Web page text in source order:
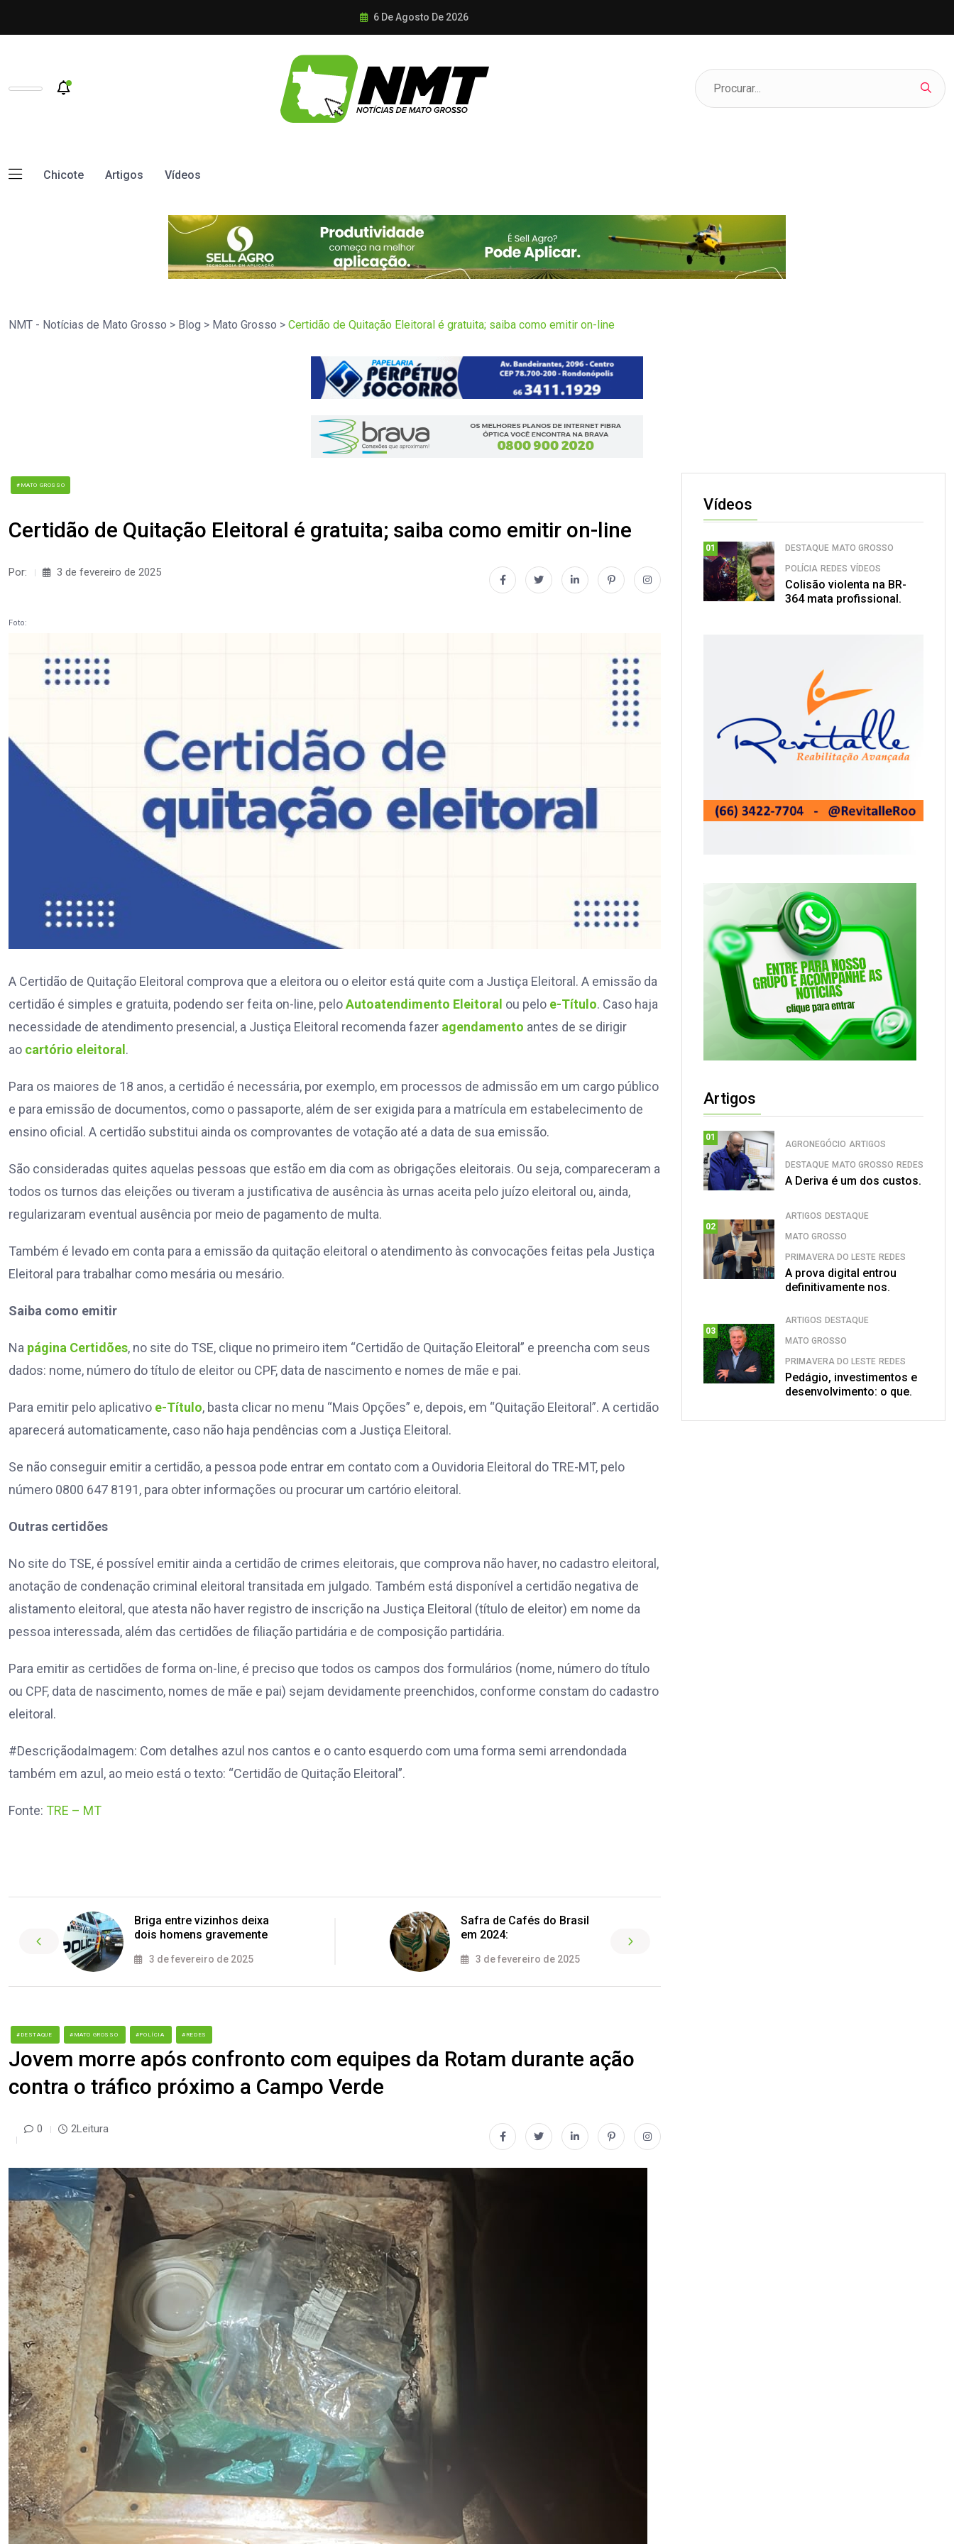
6 De Agosto De 2026
Chicote Artigos Vídeos
NMT - Notícias de Mato Grosso > Blog > Mato Grosso > Certidão de Quitação Eleitoral é gratuita; saiba como emitir on-line
#MATO GROSSO
Certidão de Quitação Eleitoral é gratuita; saiba como emitir on-line
Por: 3 de fevereiro de 2025
Foto:
A Certidão de Quitação Eleitoral comprova que a eleitora ou o eleitor está quite com a Justiça Eleitoral. A emissão da
certidão é simples e gratuita, podendo ser feita on-line, peloAutoatendimento Eleitoral ou pelo e-Título. Caso haja
necessidade de atendimento presencial, a Justiça Eleitoral recomenda fazer agendamento antes de se dirigir
ao cartório eleitoral.
Para os maiores de 18 anos, a certidão é necessária, por exemplo, em processos de admissão em um cargo público
e para emissão de documentos, como o passaporte, além de ser exigida para a matrícula em estabelecimento de
ensino oficial. A certidão substitui ainda os comprovantes de votação até a data de sua emissão.
São consideradas quites aquelas pessoas que estão em dia com as obrigações eleitorais. Ou seja, compareceram a
todos os turnos das eleições ou tiveram a justificativa de ausência às urnas aceita pelo juízo eleitoral ou, ainda,
regularizaram eventual ausência por meio de pagamento de multa.
Também é levado em conta para a emissão da quitação eleitoral o atendimento às convocações feitas pela Justiça
Eleitoral para trabalhar como mesária ou mesário.
Saiba como emitir
Na página Certidões, no site do TSE, clique no primeiro item “Certidão de Quitação Eleitoral” e preencha com seus
dados: nome, número do título de eleitor ou CPF, data de nascimento e nomes de mãe e pai.
Para emitir pelo aplicativo e-Título, basta clicar no menu “Mais Opções” e, depois, em “Quitação Eleitoral”. A certidão
aparecerá automaticamente, caso não haja pendências com a Justiça Eleitoral.
Se não conseguir emitir a certidão, a pessoa pode entrar em contato com a Ouvidoria Eleitoral do TRE-MT, pelo
número 0800 647 8191, para obter informações ou procurar um cartório eleitoral.
Outras certidões
No site do TSE, é possível emitir ainda a certidão de crimes eleitorais, que comprova não haver, no cadastro eleitoral,
anotação de condenação criminal eleitoral transitada em julgado. Também está disponível a certidão negativa de
alistamento eleitoral, que atesta não haver registro de inscrição na Justiça Eleitoral (título de eleitor) em nome da
pessoa interessada, além das certidões de filiação partidária e de composição partidária.
Para emitir as certidões de forma on-line, é preciso que todos os campos dos formulários (nome, número do título
ou CPF, data de nascimento, nomes de mãe e pai) sejam devidamente preenchidos, conforme constam do cadastro
eleitoral.
#DescriçãodaImagem: Com detalhes azul nos cantos e o canto esquerdo com uma forma semi arrendondada
também em azul, ao meio está o texto: “Certidão de Quitação Eleitoral”.
Fonte: TRE – MT
Briga entre vizinhos deixa
dois homens gravemente
3 de fevereiro de 2025
Safra de Cafés do Brasil
em 2024:
3 de fevereiro de 2025
#DESTAQUE #MATO GROSSO #POLÍCIA #REDES
Jovem morre após confronto com equipes da Rotam durante ação
contra o tráfico próximo a Campo Verde
0 2Leitura
Vídeos
01 DESTAQUE MATO GROSSO
POLÍCIA REDES VÍDEOS
Colisão violenta na BR-
364 mata profissional.
Artigos
01
AGRONEGÓCIO ARTIGOS
DESTAQUE MATO GROSSO REDES
A Deriva é um dos custos.
02
ARTIGOS DESTAQUE
MATO GROSSO
PRIMAVERA DO LESTE REDES
A prova digital entrou
definitivamente nos.
03
ARTIGOS DESTAQUE
MATO GROSSO
PRIMAVERA DO LESTE REDES
Pedágio, investimentos e
desenvolvimento: o que.